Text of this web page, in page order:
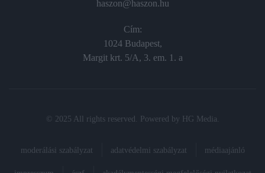
haszon@haszon.hu
Cím:
1024 Budapest,
Margit krt. 5/A, 3. em. 1. a
© 2025 All rights reserved. Powered by HG Media
moderálási szabályzat adatvédelmi szabályzat médiaajánló